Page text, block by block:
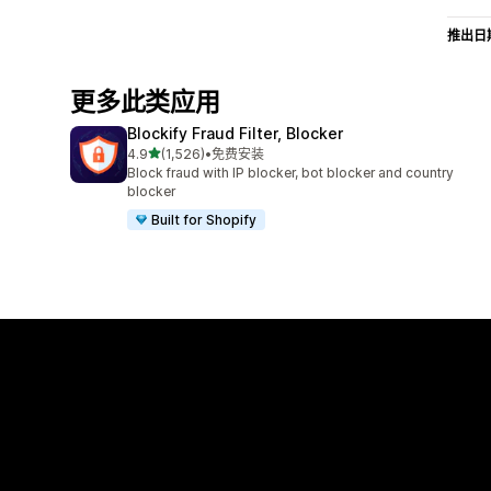
推出日
更多此类应用
Blockify Fraud Filter, Blocker
4.9星（满分 5 星）
(1,526)
总共 1526 条评论
•免费安装
Block fraud with IP blocker, bot blocker and country
blocker
Built for Shopify